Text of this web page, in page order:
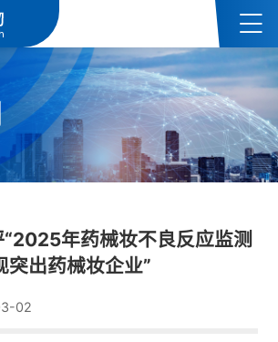
年药械妆不良反应监测
突出药械妆企业”
02